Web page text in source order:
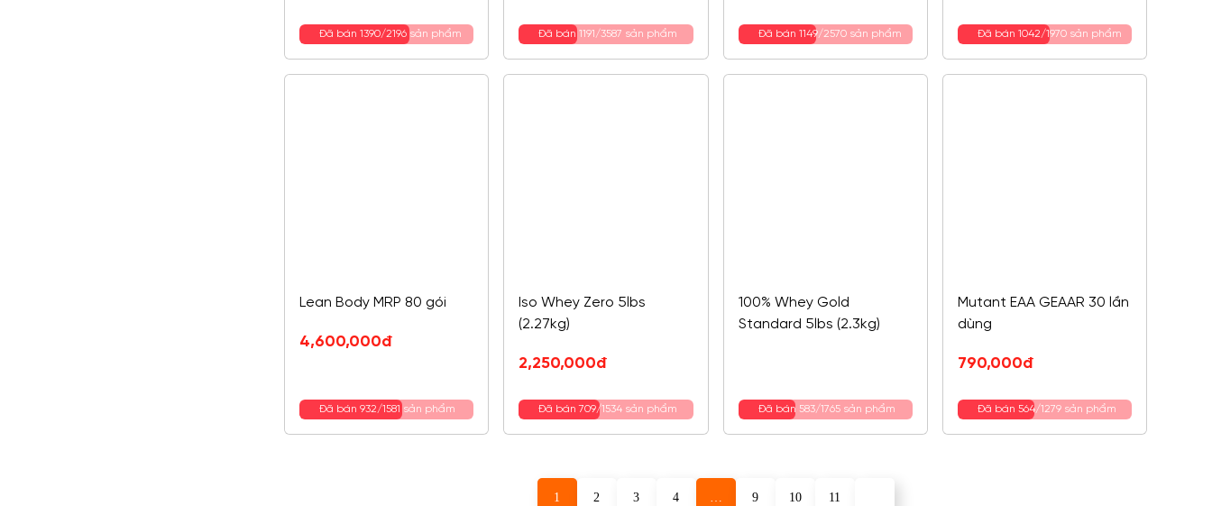
450,000đ.
là:
Đã bán 1390/2196 sản phẩm
950,000đ.
là:
Đã bán 1191/3587 sản phẩm Đã bán 1149/2570 sản phẩm
290,000đ.
Đã bán 1042/1970 sản phẩm
Lean Body MRP 80 gói
4,600,000đ
Đã bán 932/1581 sản phẩm
Iso Whey Zero 5lbs
(2.27kg)
2,250,000đ
Đã bán 709/1534 sản phẩm
100% Whey Gold
Standard 5lbs (2.3kg)
Đã bán 583/1765 sản phẩm
Mutant EAA GEAAR 30 lần
dùng
790,000đ
Đã bán 564/1279 sản phẩm
1 2 3 4 … 9 10 11